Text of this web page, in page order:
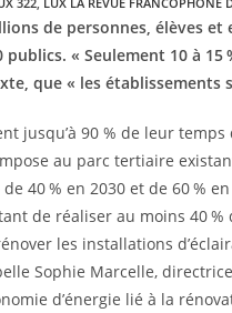
de personnes, élèves
« Seulement 10 à
que « les
jusqu’à 90 % de leur
au parc tertiaire
40 % en 2030 et de 60 %
de réaliser au moins 40 %
les installations
Sophie Marcelle,
d’énergie lié à la